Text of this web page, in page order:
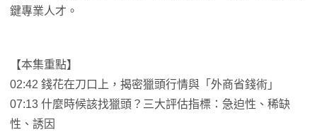
鍵專業人才。
【本集重點】
02:42 錢花在刀口上，揭密獵頭行情與「外商省錢術」
07:13 什麼時候該找獵頭？三大評估指標：急迫性、稀缺
性、誘因